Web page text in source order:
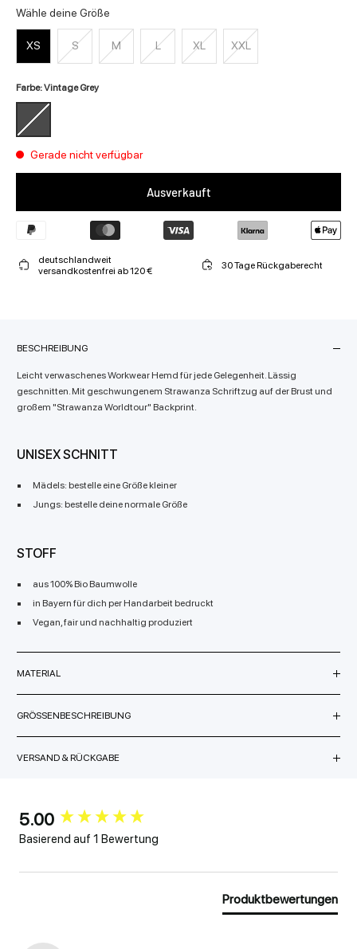
Wähle deine Größe
XS S M L XL XXL
Farbe: Vintage Grey
Gerade nicht verfügbar
Ausverkauft
deutschlandweit
versandkostenfrei ab 120 €
30 Tage Rückgaberecht
BESCHREIBUNG
Leicht verwaschenes Workwear Hemd für jede Gelegenheit. Lässig
geschnitten. Mit geschwungenem Strawanza Schriftzug auf der Brust und
großem "Strawanza Worldtour" Backprint.
UNISEX SCHNITT
Mädels: bestelle eine Größe kleiner
Jungs: bestelle deine normale Größe
STOFF
aus 100% Bio Baumwolle
in Bayern für dich per Handarbeit bedruckt
Vegan, fair und nachhaltig produziert
MATERIAL
GRÖSSENBESCHREIBUNG
VERSAND & RÜCKGABE
5.00
Basierend auf 1 Bewertung
Produktbewertungen
New content loaded